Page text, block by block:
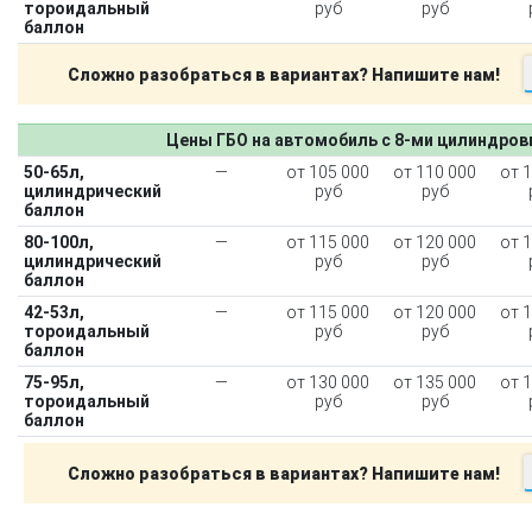
тороидальный
баллон
руб руб
Сложно разобраться в вариантах? Напишите нам!
Цены ГБО на автомобиль с 8-ми
50-65л,
цилиндрический
баллон
—
от 105 000
руб
от 110 000
руб
от
80-100л,
цилиндрический
баллон
—
от 115 000
руб
от 120 000
руб
от
42-53л,
тороидальный
баллон
—
от 115 000
руб
от 120 000
руб
от
75-95л,
тороидальный
баллон
—
от 130 000
руб
от 135 000
руб
от
Сложно разобраться в вариантах? Напишите нам!